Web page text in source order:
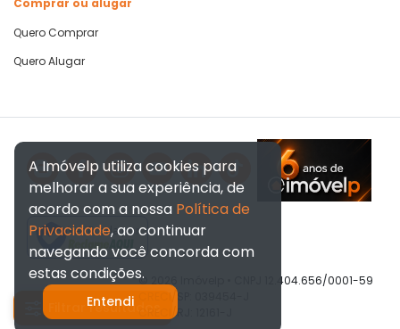
Filtrar resultados
Comprar ou alugar
Quero Comprar
Quero Alugar
Verificada por
© 2026 Imóvelp • CNPJ 12.404.656/0001-59
CRECI/SP: 039454-J
CRECI/RJ: 12161-J
A Imóvelp utiliza cookies para
melhorar a sua experiência, de
acordo com a nossa Política de
Privacidade, ao continuar
navegando você concorda com
estas condições.
Entendi